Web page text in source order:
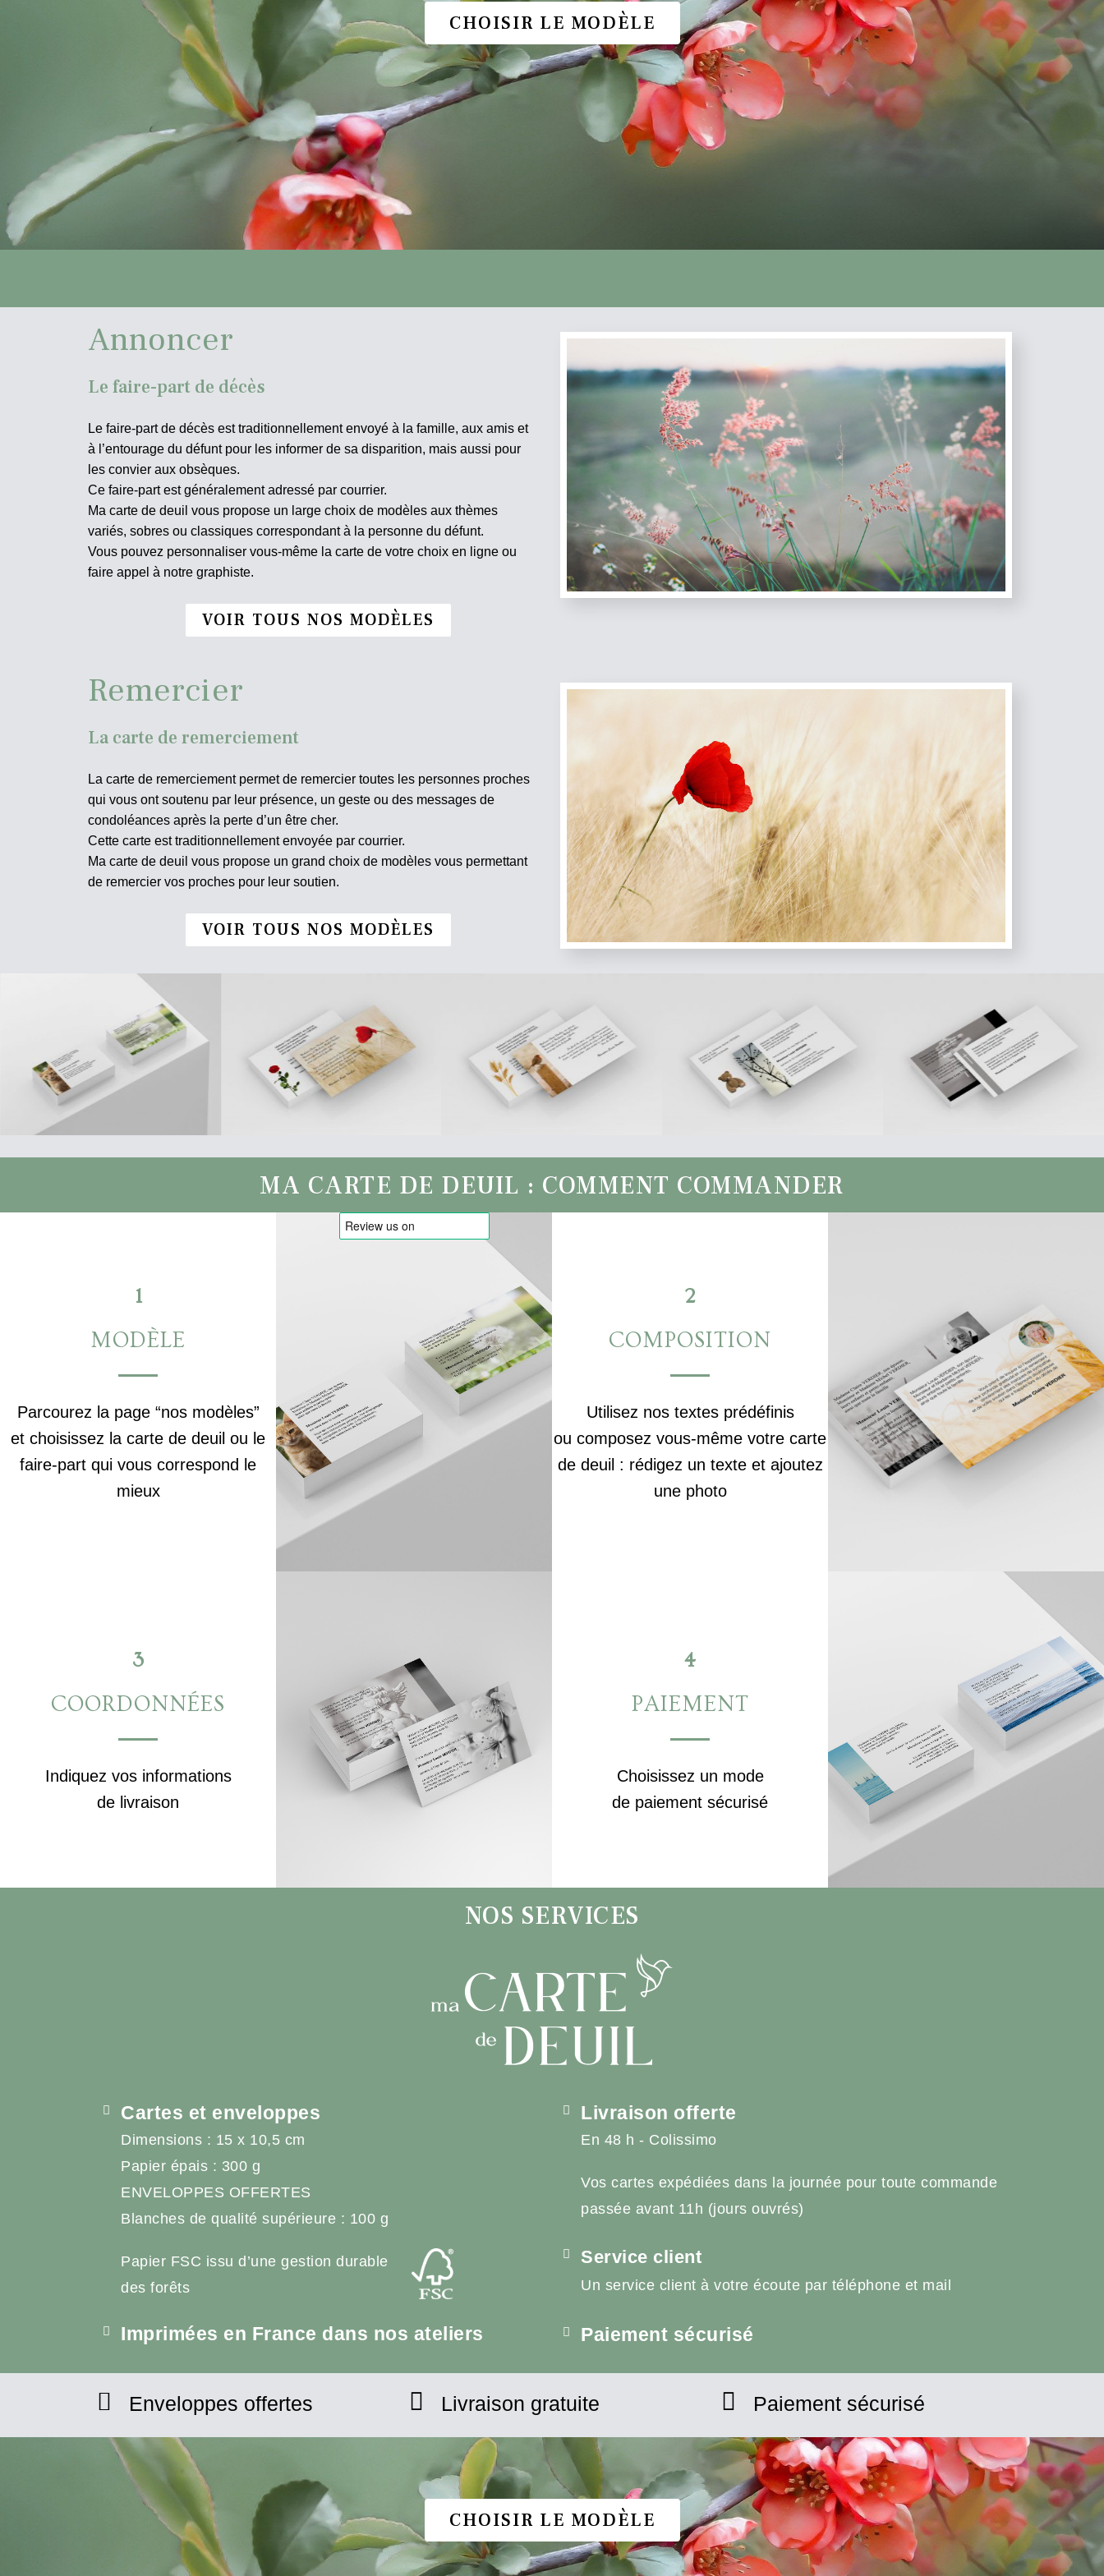
CHOISIR LE MODÈLE
Annoncer
Le faire-part de décès
Le faire-part de décès est traditionnellement envoyé à la famille, aux amis et
à l’entourage du défunt pour les informer de sa disparition, mais aussi pour
les convier aux obsèques.
Ce faire-part est généralement adressé par courrier.
Ma carte de deuil vous propose un large choix de modèles aux thèmes
variés, sobres ou classiques correspondant à la personne du défunt.
Vous pouvez personnaliser vous-même la carte de votre choix en ligne ou
faire appel à notre graphiste.
VOIR TOUS NOS MODÈLES
Remercier
La carte de remerciement
La carte de remerciement permet de remercier toutes les personnes proches
qui vous ont soutenu par leur présence, un geste ou des messages de
condoléances après la perte d’un être cher.
Cette carte est traditionnellement envoyée par courrier.
Ma carte de deuil vous propose un grand choix de modèles vous permettant
de remercier vos proches pour leur soutien.
VOIR TOUS NOS MODÈLES
MA CARTE DE DEUIL : COMMENT COMMANDER
1
MODÈLE
Parcourez la page “nos modèles”
et choisissez la carte de deuil ou le
faire-part qui vous correspond le
mieux
2
COMPOSITION
Utilisez nos textes prédéfinis
ou composez vous-même votre carte
de deuil : rédigez un texte et ajoutez
une photo
3
COORDONNÉES
Indiquez vos informations
de livraison
4
PAIEMENT
Choisissez un mode
de paiement sécurisé
NOS SERVICES
Cartes et enveloppes
Dimensions : 15 x 10,5 cm
Papier épais : 300 g
ENVELOPPES OFFERTES
Blanches de qualité supérieure : 100 g
Papier FSC issu d’une gestion durable
des forêts
Imprimées en France dans nos ateliers
Livraison offerte
En 48 h - Colissimo
Vos cartes expédiées dans la journée pour toute commande
passée avant 11h (jours ouvrés)
Service client
Un service client à votre écoute par téléphone et mail
Paiement sécurisé
Enveloppes offertes Livraison gratuite Paiement sécurisé
CHOISIR LE MODÈLE